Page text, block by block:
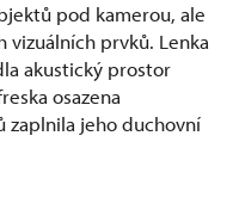
pod kamerou, ale
vizuálních prvků. Lenka
akustický prostor
osazena
zaplnila jeho duchovní